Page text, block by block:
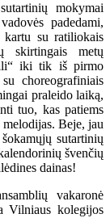
mokymai
padedami,
su ratiliokais
skirtingais metų
iki tik iš pirmo
choreografiniais
praleido laiką,
tuo, kas patiems
Beje, jau
sutartinių
švenčių
dainas!
vakaronė
Vilniaus kolegijos